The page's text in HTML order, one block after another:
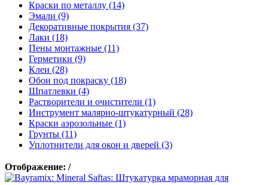
Краски по металлу (14)
Эмали (9)
Декоративные покрытия (37)
Лаки (18)
Пены монтажные (11)
Герметики (9)
Клеи (28)
Обои под покраску (18)
Шпатлевки (4)
Растворители и очистители (1)
Инструмент малярно-штукатурный (28)
Краски аэрозольные (1)
Грунты (11)
Уплотнители для окон и дверей (3)
Отображение: /